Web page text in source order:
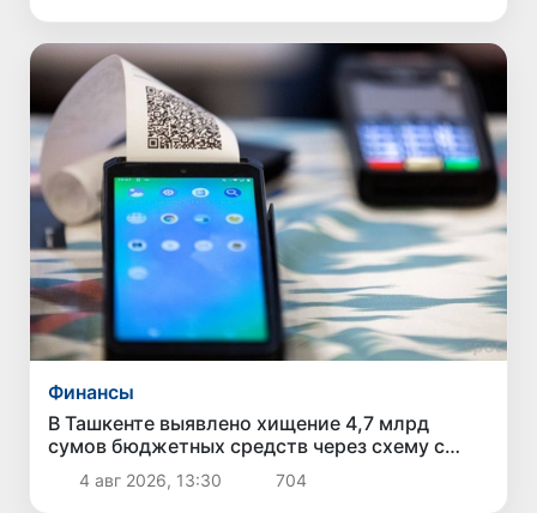
Финансы
В Ташкенте выявлено хищение 4,7 млрд
сумов бюджетных средств через схему с
поддельными чеками и «кешбэком»
4 авг 2026, 13:30 704